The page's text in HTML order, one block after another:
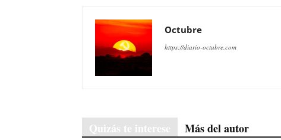
Octubre
https://diario-octubre.com
Quizás te interese Más del autor